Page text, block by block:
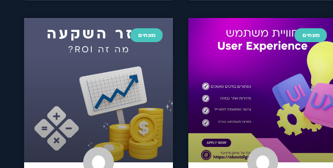
מונחים מונחים